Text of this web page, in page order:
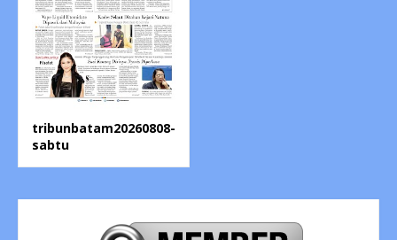
tribunbatam20260808-
sabtu